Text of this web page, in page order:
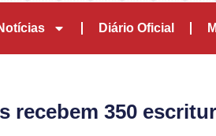
Diário Oficial
recebem 350